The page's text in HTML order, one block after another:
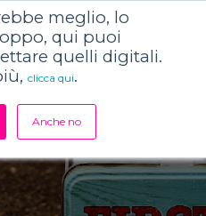
meglio, lo
qui puoi
quelli digitali.
clicca qui.
Anche no